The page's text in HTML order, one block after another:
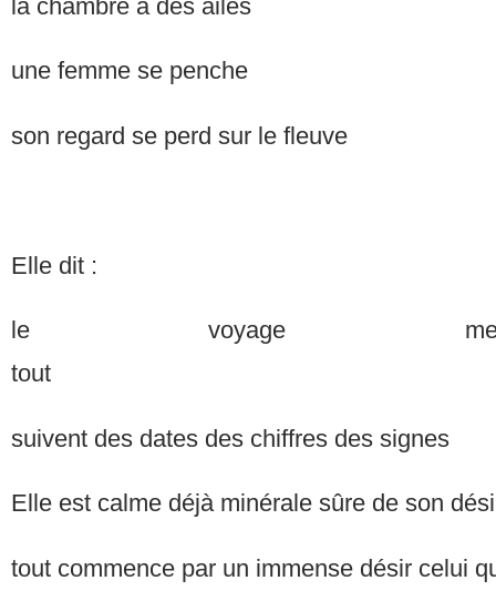
la chambre a des ailes
une femme
son regard se perd sur le fleuve
Elle dit :
le voyage me
suivent des dates des chiffres des signes
Elle est calme déjà minérale sûre de son
tout commence par un immense désir celui